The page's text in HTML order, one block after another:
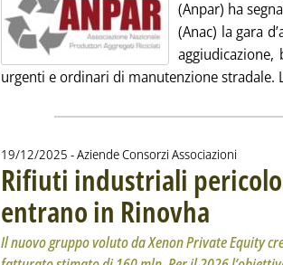
(Anpar) ha
(Anac) la gara
urgenti e ordinari di manutenzione stradale.
19/12/2025 - Aziende Consorzi Associazioni
Rifiuti industriali
entrano in Rinovha
Il nuovo gruppo voluto da Xenon Private Equity